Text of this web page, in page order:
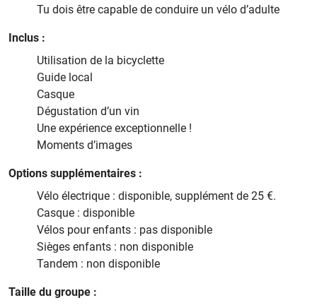
Tu dois être capable de conduire un vélo d’adulte
Inclus :
Utilisation de la bicyclette
Guide local
Casque
Dégustation d’un vin
Une expérience exceptionnelle !
Moments d’images
Options supplémentaires :
Vélo électrique : disponible, supplément de 25 €.
Casque : disponible
Vélos pour enfants : pas disponible
Sièges enfants : non disponible
Tandem : non disponible
Taille du groupe :